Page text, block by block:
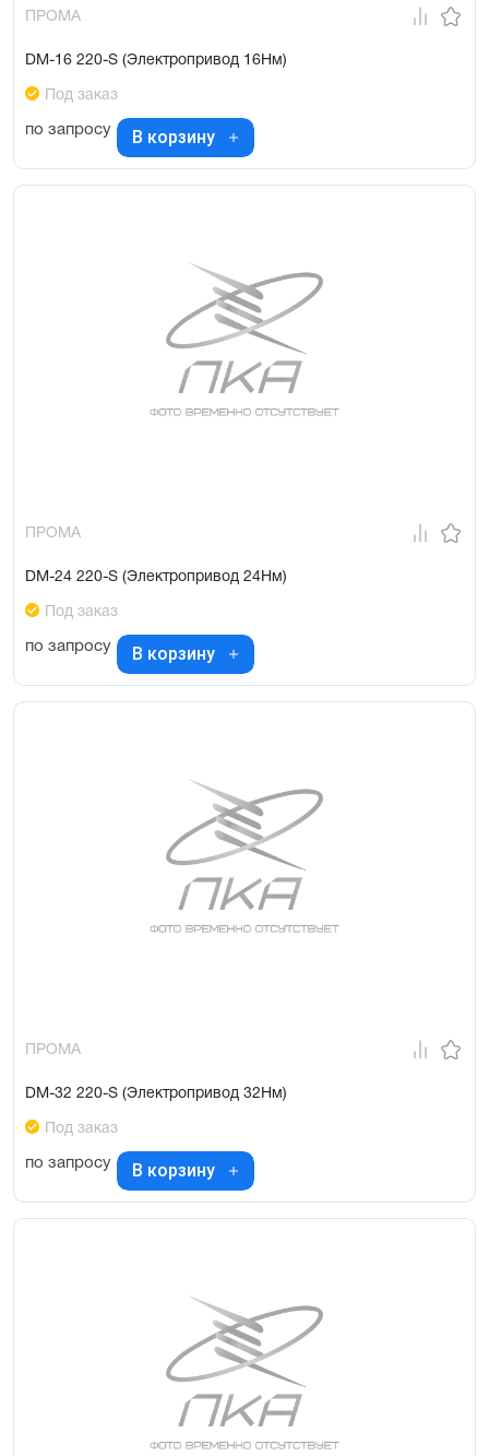
ПРОМА
DM-16 220-S (Электропривод 16Нм)
Под заказ
по запросу В корзину
ПРОМА
DM-24 220-S (Электропривод 24Нм)
Под заказ
по запросу В корзину
ПРОМА
DM-32 220-S (Электропривод 32Нм)
Под заказ
по запросу В корзину